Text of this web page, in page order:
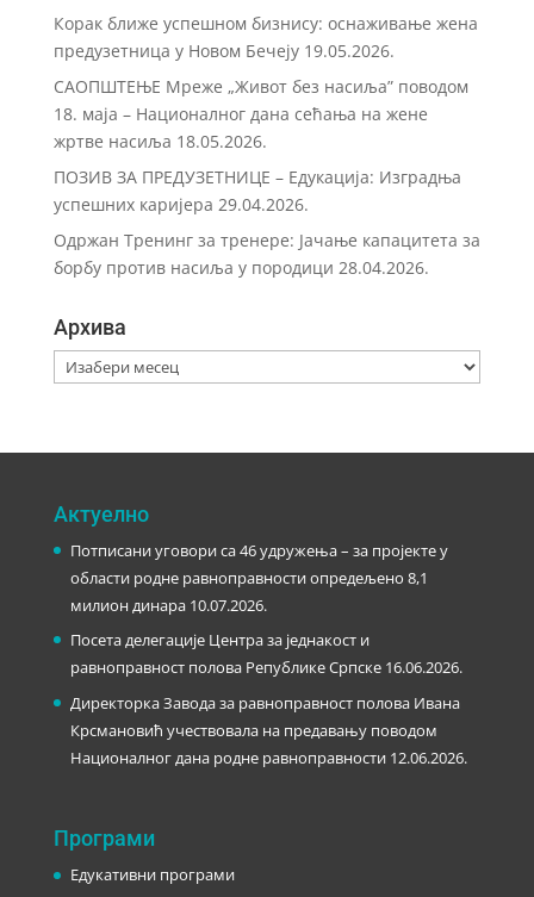
Корак ближе успешном бизнису: оснаживање жена
предузетница у Новом Бечеју 19.05.2026.
САОПШТЕЊЕ Мреже „Живот без насиља” поводом
18. маја – Националног дана сећања на жене
жртве насиља 18.05.2026.
ПОЗИВ ЗА ПРЕДУЗЕТНИЦЕ – Eдукација: Изградња
успешних каријера 29.04.2026.
Одржан Тренинг за тренере: Јачање капацитета за
борбу против насиља у породици 28.04.2026.
Архива
Архива
Актуелно
Потписани уговори са 46 удружења – за пројекте у
области родне равноправности опредељено 8,1
милион динара 10.07.2026.
Посета делегације Центра за једнакост и
равноправност полова Републике Српске 16.06.2026.
Директорка Завода за равноправност полова Ивана
Крсмановић учествовала на предавању поводом
Националног дана родне равноправности 12.06.2026.
Програми
Едукативни програми